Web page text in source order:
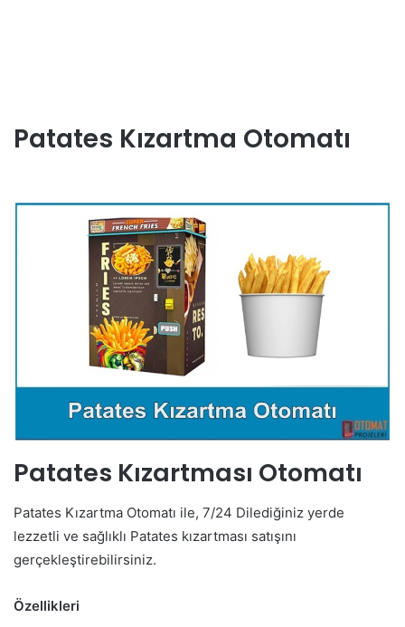
Patates Kızartma Otomatı
Patates Kızartması Otomatı
Patates Kızartma Otomatı ile, 7/24 Dilediğiniz yerde
lezzetli ve sağlıklı Patates kızartması satışını
gerçekleştirebilirsiniz.
Özellikleri